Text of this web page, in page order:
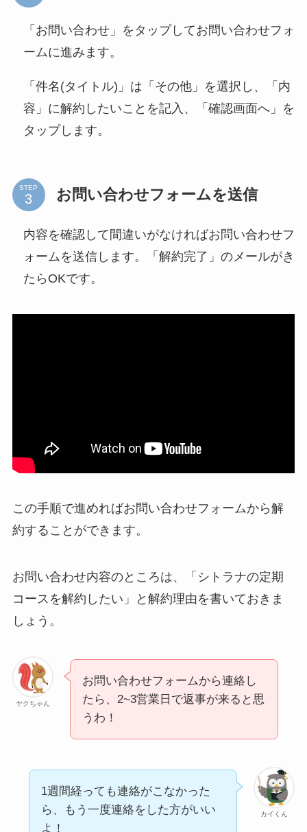
「お問い合わせ」をタップしてお問い合わせフォ
ームに進みます。
「件名(タイトル)」は「その他」を選択し、「内
容」に解約したいことを記入、「確認画面へ」を
タップします。
STEP お問い合わせフォームを送信
内容を確認して間違いがなければお問い合わせフ
ォームを送信します。「解約完了」のメールがき
たらOKです。
この手順で進めればお問い合わせフォームから解
約することができます。
お問い合わせ内容のところは、「シトラナの定期
コースを解約したい」と解約理由を書いておきま
しょう。
ヤクちゃん
お問い合わせフォームから連絡し
たら、2~3営業日で返事が来ると思
うわ！
カイくん
1週間経っても連絡がこなかった
ら、もう一度連絡をした方がいい
よ！